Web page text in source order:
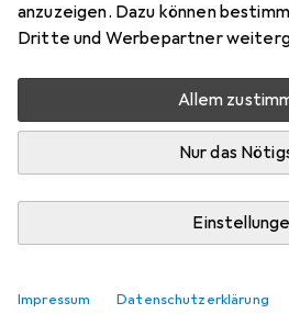
anzuzeigen. Dazu können
Dritte und Werbepartner
Allem
Nur das
Impressum Datenschutzerklärung
Produktdatenblatt
Schneller lieferbar
Angebot fürEUR
8,40
248
Bewertungen
Mehr als 10 Stück an Lager